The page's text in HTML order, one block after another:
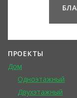
ПРОЕКТЫ
Дом
Одноэтажный
Двухэтажный